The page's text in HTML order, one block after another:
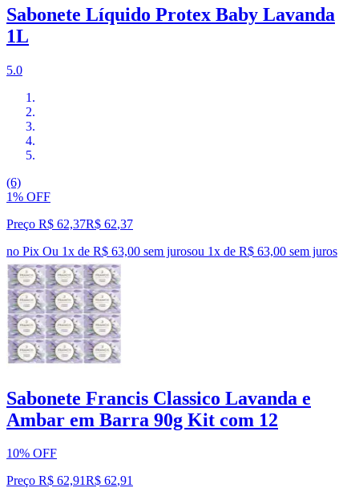
Sabonete Líquido Protex Baby Lavanda
1L
5.0
(6)
1% OFF
Preço R$ 62,37R$ 62,37
no Pix Ou 1x de R$ 63,00 sem jurosou 1x de R$ 63,00 sem juros
Sabonete Francis Classico Lavanda e
Ambar em Barra 90g Kit com 12
10% OFF
Preço R$ 62,91R$ 62,91